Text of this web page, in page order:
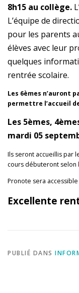
8h15 au collège.
L’équipe de
pour les parents
élèves avec leur
quelques
rentrée scolaire.
Les 6èmes n’auront
permettre l’accueil
Les 5èmes,
mardi 05
Ils seront accueillis par
cours débuteront selon
Pronote sera
Excellente
PUBLIÉ DANS